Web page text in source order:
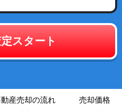
スタート
産売却の流れ 売却価格